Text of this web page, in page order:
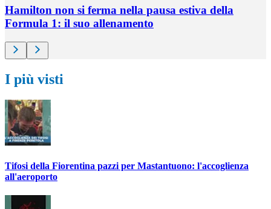
Hamilton non si ferma nella pausa estiva della
Formula 1: il suo allenamento
I più visti
Tifosi della Fiorentina pazzi per Mastantuono: l'accoglienza
all'aeroporto